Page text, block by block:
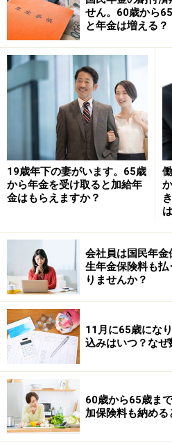
相談者のように、44年以上の
60代前半の「特別支給の老齢
ある人は、「長期特例」とし
比例（老齢厚生年金）部分の
当額）部分を受けられ、受け
つまり相談者は、64歳で会社
齢厚生年金」の報酬比例（
（老齢基礎年金相当額）部分
65歳から再就職して、年金が
が、「特別支給の老齢厚生年
職してから65歳まで支給され
就職しても年金額に変わりは
で再就職し、老齢年金を受け
入して働く場合は「在職老齢
です。
65歳以降の「在職老齢年金」
額（ここでは老齢厚生年金額
せん。60歳から
と年金は増える？
19歳年下の妻がいます。65歳
から年金を受け取ると加給年
金はもらえますか？
会社員は国民年
生年金保険料も
りませんか？
11月に65歳にな
込みはいつ？なぜ
60歳から65歳ま
加保険料も納め